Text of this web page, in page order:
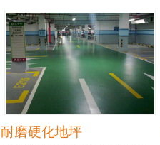
耐磨硬化地坪